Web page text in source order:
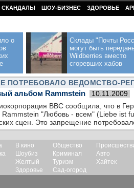
СКАНДАЛЫ ШОУ-БИЗНЕС ЗДОРОВЬЕ
о
Склады "Почты
могут быть
Wildberries вместо
сгоревших хабов
ПОТРЕБОВАЛО ВЕДОМСТВО-
альбом Rammstein 10.11.2009
ВВС сообщила, что в
"Любовь - всем" (Liebe ist
сцен. Это запрещение
В кино
Шоубиз
Желтый
Здоровье
Общество
Криминал
Туризм
Сад-огород
Авто
Хайтек